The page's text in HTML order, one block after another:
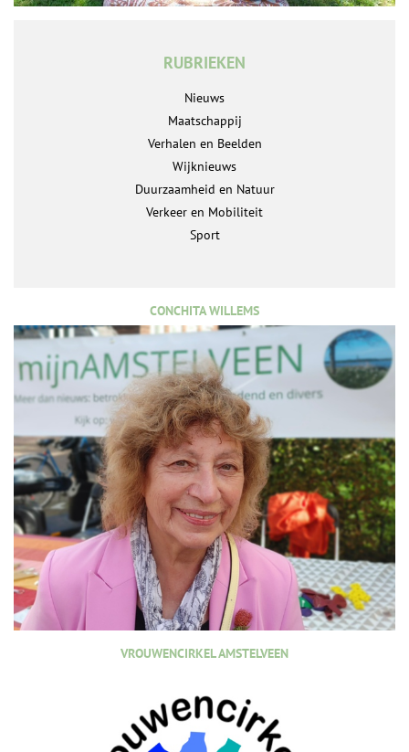
RUBRIEKEN
Nieuws
Maatschappij
Verhalen en Beelden
Wijknieuws
Duurzaamheid en Natuur
Verkeer en Mobiliteit
Sport
CONCHITA WILLEMS
VROUWENCIRKEL AMSTELVEEN